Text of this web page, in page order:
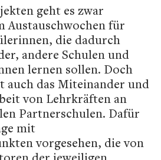
geht es zwar
Austauschwochen für
die dadurch
andere Schulen und
lernen sollen. Doch
auch das Miteinander und
von Lehrkräften an
Partnerschulen. Dafür
mit
vorgesehen, die von